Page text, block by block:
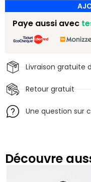
Livraison gratuite
Retour gratuit
Une question sur
Paye aussi avec
Découvre